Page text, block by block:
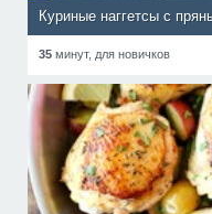
Куриные наггетсы с
35 минут, для новичков